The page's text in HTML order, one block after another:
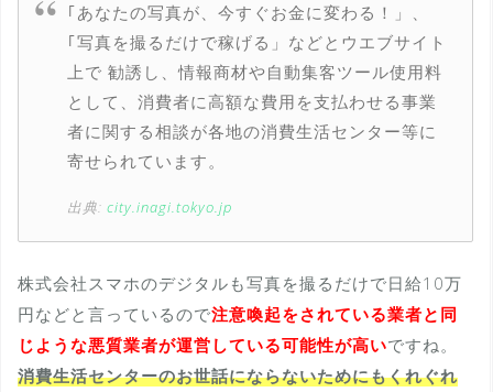
｢あなたの写真が、今すぐお金に変わる！」、
｢写真を撮るだけで稼げる」などとウエブサイト
上で 勧誘し、情報商材や自動集客ツール使用料
として、消費者に高額な費用を支払わせる事業
者に関する相談が各地の消費生活センター等に
寄せられています。
出典: city.inagi.tokyo.jp
株式会社スマホのデジタルも写真を撮るだけで日給10万
円などと言っているので注意喚起をされている業者と同
じような悪質業者が運営している可能性が高いですね。
消費生活センターのお世話にならないためにもくれぐれ